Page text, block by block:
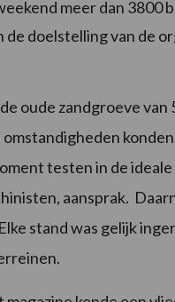
meer dan 3800
de doelstelling van de
oude zandgroeve van
testen in de
aansprak.
stand was gelijk